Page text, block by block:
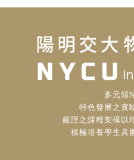
多元領
特色發展之實
嚴謹之課程架構以
積極培養學生具